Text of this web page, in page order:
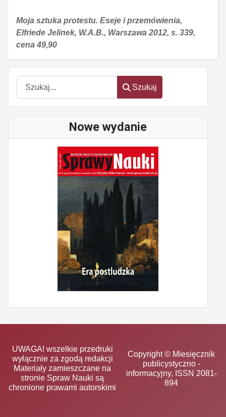
Szukaj
Szukaj
Nowe wydanie
Moja sztuka protestu. Eseje i przemówienia,
Elfriede Jelinek, W.A.B., Warszawa 2012, s. 339,
cena 49,90
UWAGA! wszelkie przedruki
wyłącznie za zgodą redakcji
Materiały zamieszczane na
stronie Spraw Nauki są
chronione prawami autorskimi
Copyright © Miesięcznik
publicystyczno -
informacyjny, ISSN 2081-
894